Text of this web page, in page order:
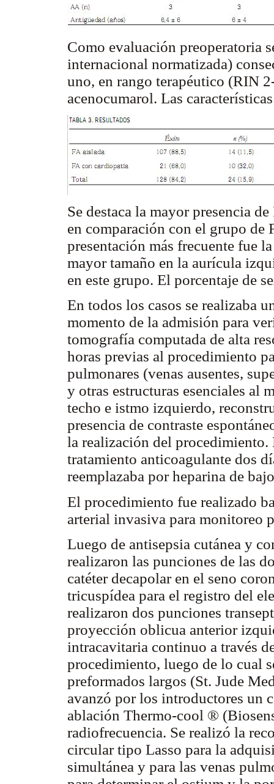
Como evaluación preoperatoria
internacional normatizada)
uno, en rango terapéutico (RIN
acenocumarol. Las
Se destaca la mayor presencia
en comparación con el grupo de
presentación más frecuente fue
mayor tamaño en la aurícula
en este grupo. El porcentaje de
En todos los casos se realizaba
momento de la admisión para
tomografía computada de alta
horas previas al procedimiento
pulmonares (venas ausentes,
y otras estructuras esenciales al
techo e istmo izquierdo,
presencia de contraste
la realización del procedimiento.
tratamiento anticoagulante dos
reemplazaba por heparina de
El procedimiento fue realizado
arterial invasiva para monitoreo
Luego de antisepsia cutánea y
realizaron las punciones de las
catéter decapolar en el seno
tricuspídea para el registro del
realizaron dos punciones
proyección oblicua anterior
intracavitaria continuo a través
procedimiento, luego de lo cual
preformados largos (St. Jude
avanzó por los introductores un
ablación Thermo-cool ®
radiofrecuencia. Se realizó la
circular tipo Lasso para la
simultánea y para las venas